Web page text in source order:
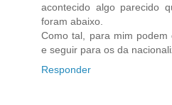
acontecido algo parecido
foram abaixo.
Como tal, para mim podem
e seguir para os da
Responder